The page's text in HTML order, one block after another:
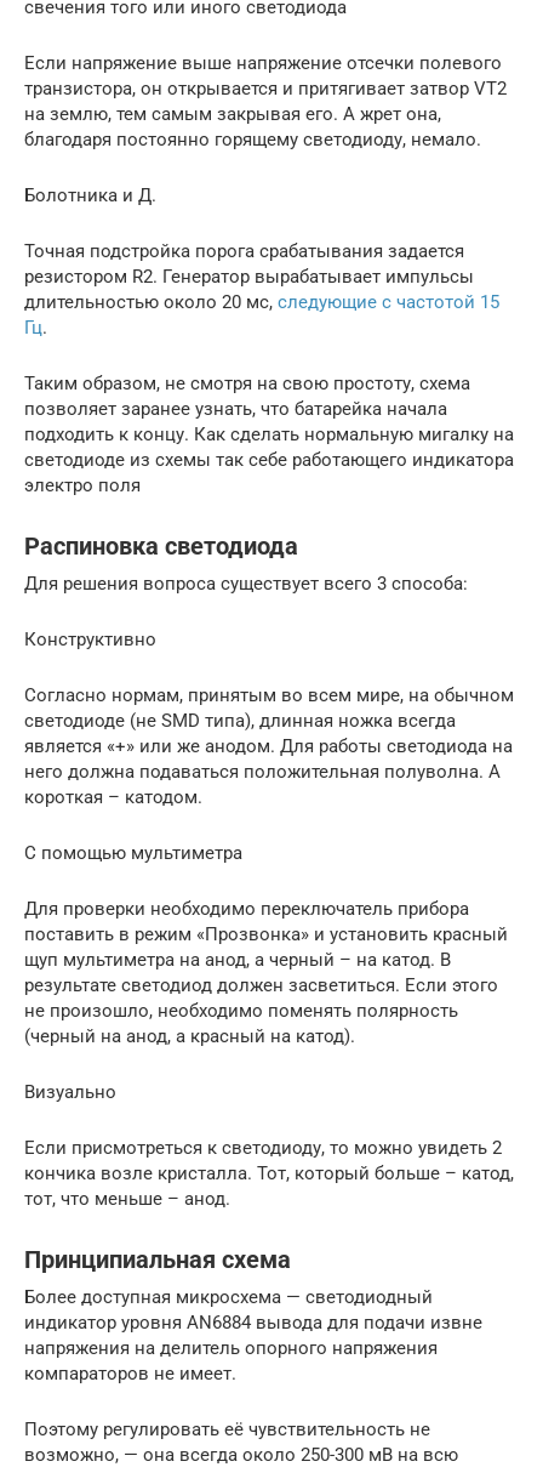
свечения того или иного светодиода
Если напряжение выше напряжение отсечки полевого
транзистора, он открывается и притягивает затвор VT2
на землю, тем самым закрывая его. А жрет она,
благодаря постоянно горящему светодиоду, немало.
Болотника и Д.
Точная подстройка порога срабатывания задается
резистором R2. Генератор вырабатывает импульсы
длительностью около 20 мс, следующие с частотой 15
Гц.
Таким образом, не смотря на свою простоту, схема
позволяет заранее узнать, что батарейка начала
подходить к концу. Как сделать нормальную мигалку на
светодиоде из схемы так себе работающего индикатора
электро поля
Распиновка светодиода
Для решения вопроса существует всего 3 способа:
Конструктивно
Согласно нормам, принятым во всем мире, на обычном
светодиоде (не SMD типа), длинная ножка всегда
является «+» или же анодом. Для работы светодиода на
него должна подаваться положительная полуволна. А
короткая – катодом.
С помощью мультиметра
Для проверки необходимо переключатель прибора
поставить в режим «Прозвонка» и установить красный
щуп мультиметра на анод, а черный – на катод. В
результате светодиод должен засветиться. Если этого
не произошло, необходимо поменять полярность
(черный на анод, а красный на катод).
Визуально
Если присмотреться к светодиоду, то можно увидеть 2
кончика возле кристалла. Тот, который больше – катод,
тот, что меньше – анод.
Принципиальная схема
Более доступная микросхема — светодиодный
индикатор уровня AN6884 вывода для подачи извне
напряжения на делитель опорного напряжения
компараторов не имеет.
Поэтому регулировать её чувствительность не
возможно, — она всегда около 250-300 мВ на всю